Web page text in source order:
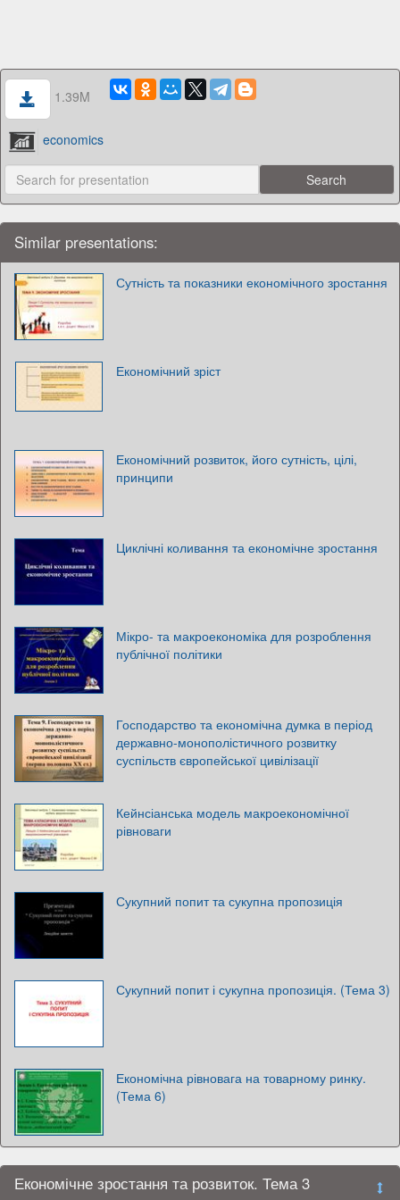
1.39M
economics
Similar presentations:
Сутність та показники економічного зростання
Економічний зріст
Економічний розвиток, його сутність, цілі,
принципи
Циклічні коливання та економічне зростання
Мікро- та макроекономіка для розроблення
публічної політики
Господарство та економічна думка в період
державно-монополістичного розвитку
суспільств європейської цивілізації
Кейнсіанська модель макроекономічної
рівноваги
Сукупний попит та сукупна пропозиція
Сукупний попит і сукупна пропозиція. (Тема 3)
Економічна рівновага на товарному ринку.
(Тема 6)
Економічне зростання та розвиток. Тема 3